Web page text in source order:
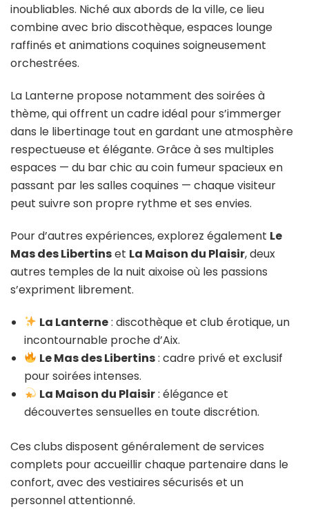
inoubliables. Niché aux abords de la ville, ce lieu
combine avec brio discothèque, espaces lounge
raffinés et animations coquines soigneusement
orchestrées.
La Lanterne propose notamment des soirées à
thème, qui offrent un cadre idéal pour s’immerger
dans le libertinage tout en gardant une atmosphère
respectueuse et élégante. Grâce à ses multiples
espaces — du bar chic au coin fumeur spacieux en
passant par les salles coquines — chaque visiteur
peut suivre son propre rythme et ses envies.
Pour d’autres expériences, explorez également Le
Mas des Libertinset La Maison du Plaisir, deux
autres temples de la nuit aixoise où les passions
s’expriment librement.
La Lanterne: discothèque et club érotique, un
incontournable proche d’Aix.
Le Mas des Libertins: cadre privé et exclusif
pour soirées intenses.
La Maison du Plaisir: élégance et
découvertes sensuelles en toute discrétion.
Ces clubs disposent généralement de services
complets pour accueillir chaque partenaire dans le
confort, avec des vestiaires sécurisés et un
personnel attentionné.